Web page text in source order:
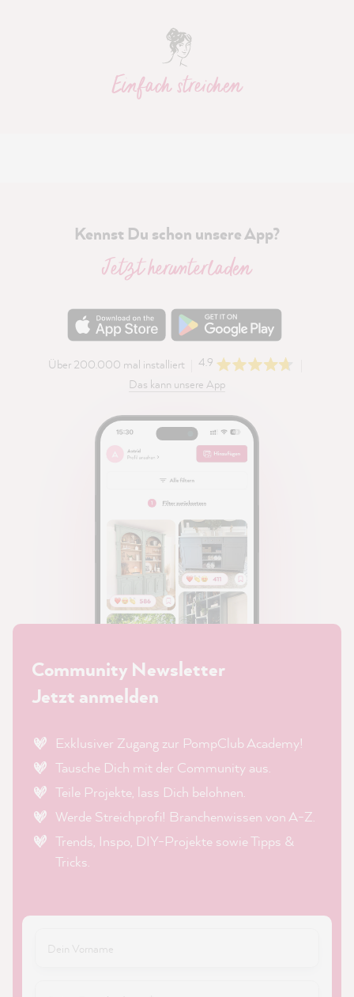
Einfach streichen
Kennst Du schon unsere App?
Jetzt herunterladen
Über 200.000 mal installiert
4.9
Das kann unsere App
Community Newsletter
Jetzt anmelden
Exklusiver Zugang zur PompClub Academy!
Tausche Dich mit der Community aus.
Teile Projekte, lass Dich belohnen.
Werde Streichprofi! Branchenwissen von A-Z.
Trends, Inspo, DIY-Projekte sowie Tipps &
Tricks.